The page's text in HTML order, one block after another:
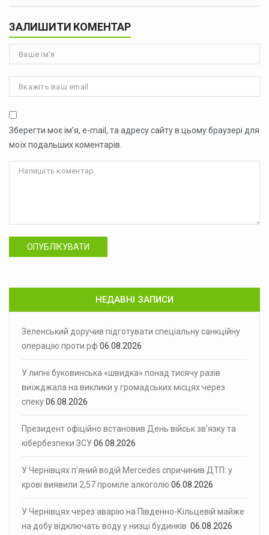
ЗАЛИШИТИ КОМЕНТАР
Зберегти моє ім'я, e-mail, та адресу сайту в цьому браузері для
моїх подальших коментарів.
ОПУБЛІКУВАТИ
НЕДАВНІ ЗАПИСИ
Зеленський доручив підготувати спеціальну санкційну
операцію проти рф 06.08.2026
У липні буковинська «швидка» понад тисячу разів
виїжджала на виклики у громадських місцях через
спеку06.08.2026
Президент офіційно встановив День військ зв’язку та
кібербезпеки ЗСУ06.08.2026
У Чернівцях п’яний водій Mercedes спричинив ДТП: у
крові виявили 2,57 проміле алкоголю 06.08.2026
У Чернівцях через аварію на Південно-Кільцевій майже
на добу відключать воду у низці будинків 06.08.2026